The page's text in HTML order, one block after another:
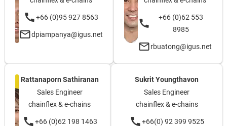
+66 (0)95 927 8563
dpiampanya@igus.net
+66 (0)62 553
8985
rbuatong@igus.net
Rattanaporn Sathiranan
Sales Engineer
chainflex & e-chains
+66 (0)62 198 1463
Sukrit Youngthavon
Sales Engineer
chainflex & e-chains
+66(0) 92 399 9525